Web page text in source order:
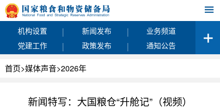
机构设置 | 新闻发布 |
业务频道
党建工作
| 政策发布 | 通知公告
首页>媒体声音>2026年
新闻特写：大国粮仓“升舱记”（视频）